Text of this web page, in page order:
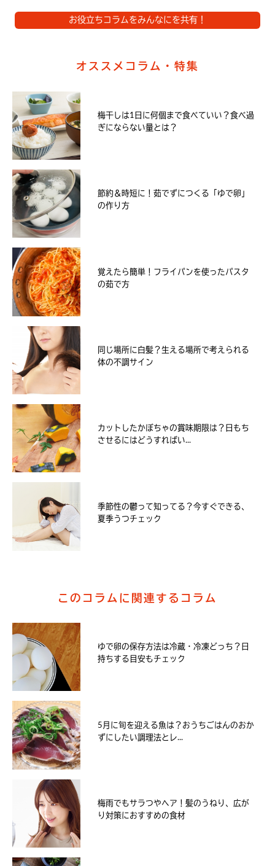
お役立ちコラムをみんなにを共有！
オススメコラム・特集
梅干しは1日に何個まで食べていい？食べ過
ぎにならない量とは？
節約＆時短に！茹でずにつくる「ゆで卵」
の作り方
覚えたら簡単！フライパンを使ったパスタ
の茹で方
同じ場所に白髪？生える場所で考えられる
体の不調サイン
カットしたかぼちゃの賞味期限は？日もち
させるにはどうすればい...
季節性の鬱って知ってる？今すぐできる、
夏季うつチェック
このコラムに関連するコラム
ゆで卵の保存方法は冷蔵・冷凍どっち？日
持ちする目安もチェック
5月に旬を迎える魚は？おうちごはんのおか
ずにしたい調理法とレ...
梅雨でもサラつやヘア！髪のうねり、広が
り対策におすすめの食材